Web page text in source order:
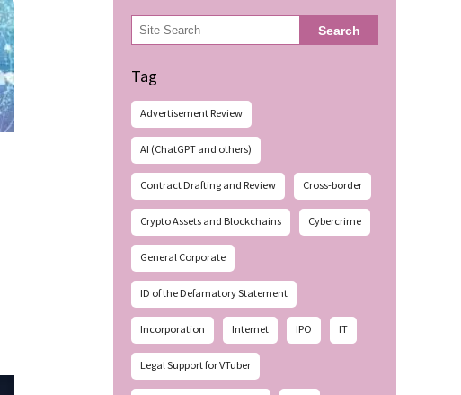
検
索 Search
Tag
Advertisement Review
AI (ChatGPT and others)
Contract Drafting and Review Cross-border
Crypto Assets and Blockchains Cybercrime
General Corporate
ID of the Defamatory Statement
Incorporation Internet IPO IT
Legal Support for VTuber